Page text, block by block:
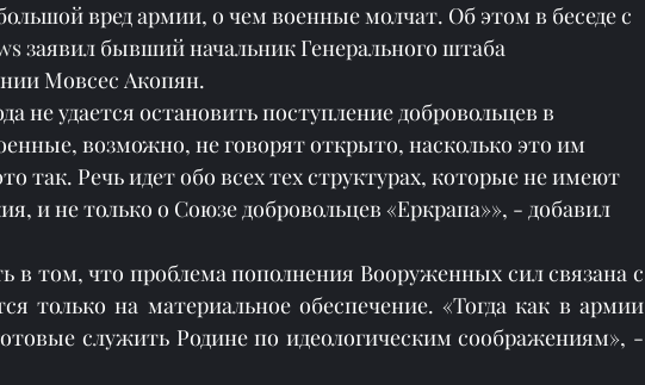
вред армии, о чем военные молчат. Об этом в беседе с
заявил бывший начальник Генерального штаба
Мовсес Акопян.
не удается остановить поступление добровольцев в
возможно, не говорят открыто, насколько это им
так. Речь идет обо всех тех структурах, которые не имеют
и не только о Союзе добровольцев «Еркрапа»», - добавил
в том, что проблема пополнения Вооруженных сил связана с
только на материальное обеспечение. «Тогда как в армии
служить Родине по идеологическим соображениям», -